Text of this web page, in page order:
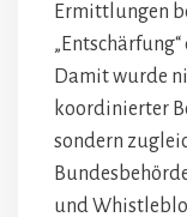
Ermittlungen
Damit wurde
koordinierter
sondern
und